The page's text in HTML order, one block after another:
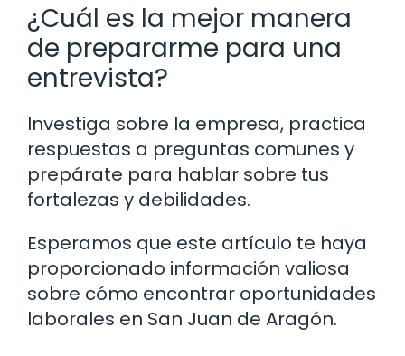
¿Cuál es la mejor manera
de prepararme para una
entrevista?
Investiga sobre la empresa, practica
respuestas a preguntas comunes y
prepárate para hablar sobre tus
fortalezas y debilidades.
Esperamos que este artículo te haya
proporcionado información valiosa
sobre cómo encontrar oportunidades
laborales en San Juan de Aragón.